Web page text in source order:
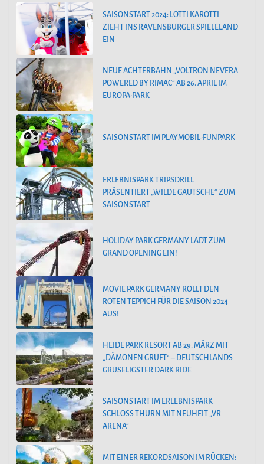
SAISONSTART 2024: LOTTI KAROTTI
ZIEHT INS RAVENSBURGER SPIELELAND
EIN
NEUE ACHTERBAHN „VOLTRON NEVERA
POWERED BY RIMAC“ AB 26. APRIL IM
EUROPA-PARK
SAISONSTART IM PLAYMOBIL-FUNPARK
ERLEBNISPARK TRIPSDRILL
PRÄSENTIERT „WILDE GAUTSCHE“ ZUM
SAISONSTART
HOLIDAY PARK GERMANY LÄDT ZUM
GRAND OPENING EIN!
MOVIE PARK GERMANY ROLLT DEN
ROTEN TEPPICH FÜR DIE SAISON 2024
AUS!
HEIDE PARK RESORT AB 29. MÄRZ MIT
„DÄMONEN GRUFT“ – DEUTSCHLANDS
GRUSELIGSTER DARK RIDE
SAISONSTART IM ERLEBNISPARK
SCHLOSS THURN MIT NEUHEIT „VR
ARENA“
MIT EINER REKORDSAISON IM RÜCKEN: